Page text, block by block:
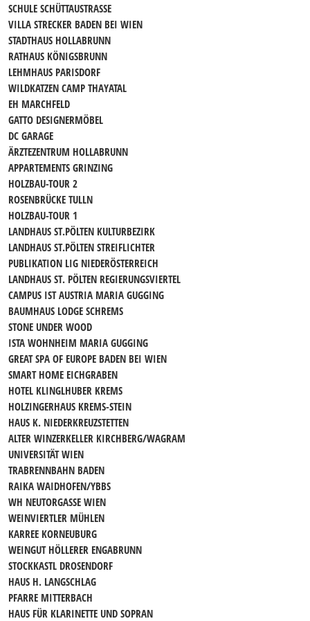
SCHULE SCHÜTTAUSTRASSE
VILLA STRECKER BADEN BEI WIEN
STADTHAUS HOLLABRUNN
RATHAUS KÖNIGSBRUNN
LEHMHAUS PARISDORF
WILDKATZEN CAMP THAYATAL
EH MARCHFELD
GATTO DESIGNERMÖBEL
DC GARAGE
ÄRZTEZENTRUM HOLLABRUNN
APPARTEMENTS GRINZING
HOLZBAU-TOUR 2
ROSENBRÜCKE TULLN
HOLZBAU-TOUR 1
LANDHAUS ST.PÖLTEN KULTURBEZIRK
LANDHAUS ST.PÖLTEN STREIFLICHTER
PUBLIKATION LIG NIEDERÖSTERREICH
LANDHAUS ST. PÖLTEN REGIERUNGSVIERTEL
CAMPUS IST AUSTRIA MARIA GUGGING
BAUMHAUS LODGE SCHREMS
STONE UNDER WOOD
ISTA WOHNHEIM MARIA GUGGING
GREAT SPA OF EUROPE BADEN BEI WIEN
SMART HOME EICHGRABEN
HOTEL KLINGLHUBER KREMS
HOLZINGERHAUS KREMS-STEIN
HAUS K. NIEDERKREUZSTETTEN
ALTER WINZERKELLER KIRCHBERG/WAGRAM
UNIVERSITÄT WIEN
TRABRENNBAHN BADEN
RAIKA WAIDHOFEN/YBBS
WH NEUTORGASSE WIEN
WEINVIERTLER MÜHLEN
KARREE KORNEUBURG
WEINGUT HÖLLERER ENGABRUNN
STOCKKASTL DROSENDORF
HAUS H. LANGSCHLAG
PFARRE MITTERBACH
HAUS FÜR KLARINETTE UND SOPRAN